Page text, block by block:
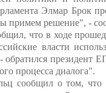
Элмар Брок
примем решение", -
что в ходе
власти
обратился президент
процесса диалога".
сообщил о том, что